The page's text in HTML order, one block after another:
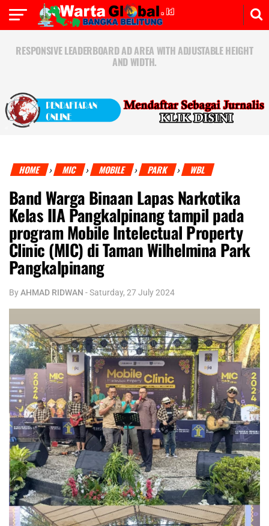
RESPONSIVE LEADERBOARD AD AREA WITH ADJUSTABLE HEIGHT
AND WIDTH.
HOME › MIC › MOBILE › PARK › WBL
Band Warga Binaan Lapas Narkotika
Kelas IIA Pangkalpinang tampil pada
program Mobile Intelectual Property
Clinic (MIC) di Taman Wilhelmina Park
Pangkalpinang
ByAHMAD RIDWAN -Saturday, 27 July 2024